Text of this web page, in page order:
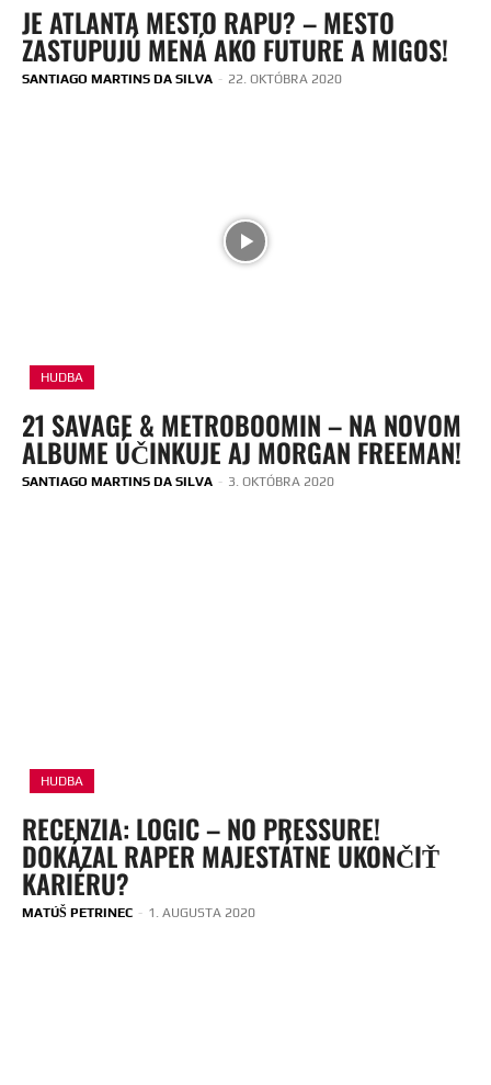
JE ATLANTA MESTO RAPU? – MESTO
ZASTUPUJÚ MENÁ AKO FUTURE A MIGOS!
SANTIAGO MARTINS DA SILVA - 22. OKTÓBRA 2020
HUDBA
21 SAVAGE & METROBOOMIN – NA NOVOM
ALBUME ÚČINKUJE AJ MORGAN FREEMAN!
SANTIAGO MARTINS DA SILVA - 3. OKTÓBRA 2020
HUDBA
RECENZIA: LOGIC – NO PRESSURE!
DOKÁZAL RAPER MAJESTÁTNE UKONČIŤ
KARIÉRU?
MATÚŠ PETRINEC - 1. AUGUSTA 2020